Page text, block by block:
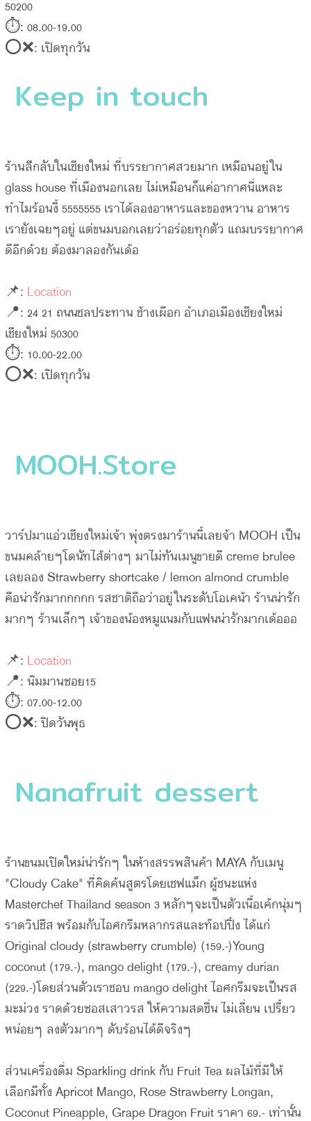
50200
⏱: 08.00-19.00
⭕️❌: เปิดทุกวัน
Keep in touch
ร้านลึกลับในเชียงใหม่ ที่บรรยากาศสวยมาก เหมือนอยู่ใน
glass house ที่เมืองนอกเลย ไม่เหมือนก็แค่อากาศนี่แหละ
ทำไมร้อนงี้ 5555555 เราได้ลองอาหารและของหวาน อาหาร
เรายังเฉยๆอยู่ แต่ขนมบอกเลยว่าอร่อยทุกตัว แถมบรรยากาศ
ดีอีกด้วย ต้องมาลองกันเด้อ
📌: Location
📍: 24 21 ถนนชลประทาน ช้างเผือก อำเภอเมืองเชียงใหม่
เชียงใหม่ 50300
⏱: 10.00-22.00
⭕️❌: เปิดทุกวัน
MOOH.Store
วาร์ปมาแอ่วเชียงใหม่เจ้า พุ่งตรงมาร้านนี้เลยจ้า MOOH เป็น
ขนมคล้ายๆโดนัทไส้ต่างๆ มาไม่ทันเมนูขายดี creme brulee
เลยลอง Strawberry shortcake / lemon almond crumble
คือน่ารักมากกกกก รสชาติถือว่าอยู่ในระดับโอเคน้า ร้านน่ารัก
มากๆ ร้านเล็กๆ เจ้าของน้องหมูแนมกับแฟนน่ารักมากเด้อออ
📌: Location
📍: นิมมานซอย15
⏱: 07.00-12.00
⭕️❌: ปิดวันพุธ
Nanafruit dessert
ร้านขนมเปิดใหม่น่ารักๆ ในห้างสรรพสินค้า MAYA กับเมนู
"Cloudy Cake" ที่คิดค้นสูตรโดยเชฟแม็ก ผู้ชนะแห่ง
Masterchef Thailand season 3 หลักๆจะเป็นตัวเนื้อเค้กนุ่มๆ
ราดวิปชีส พร้อมกับไอศกรีมหลากรสและท๊อปปิ้ง ได้แก่
Original cloudy (strawberry crumble) (159.-)Young
coconut (179.-), mango delight (179.-), creamy durian
(229.-)โดยส่วนตัวเราชอบ mango delight ไอศกรีมจะเป็นรส
มะม่วง ราดด้วยซอสเสาวรส ให้ความสดชื่น ไม่เลี่ยน เปรี้ยว
หน่อยๆ ลงตัวมากๆ ดับร้อนได้ดีจริงๆ
ส่วนเครื่องดื่ม Sparkling drink กับ Fruit Tea ผลไม้ที่มีให้
เลือกมีทั้ง Apricot Mango, Rose Strawberry Longan,
Coconut Pineapple, Grape Dragon Fruit ราคา 69.- เท่านั้น